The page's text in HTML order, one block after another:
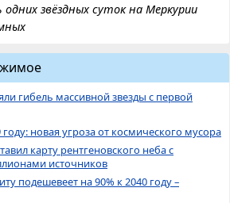
звёздных суток на Меркурии
гибель массивной звезды с первой
новая угроза от космического мусора
карту рентгеновского неба с
источников
подешевеет на 90% к 2040 году –